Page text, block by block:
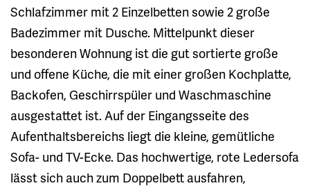
Schlafzimmer mit 2 Einzelbetten sowie 2 große
Badezimmer mit Dusche. Mittelpunkt dieser
besonderen Wohnung ist die gut sortierte große
und offene Küche, die mit einer großen Kochplatte,
Backofen, Geschirrspüler und Waschmaschine
ausgestattet ist. Auf der Eingangsseite des
Aufenthaltsbereichs liegt die kleine, gemütliche
Sofa- und TV-Ecke. Das hochwertige, rote Ledersofa
lässt sich auch zum Doppelbett ausfahren,